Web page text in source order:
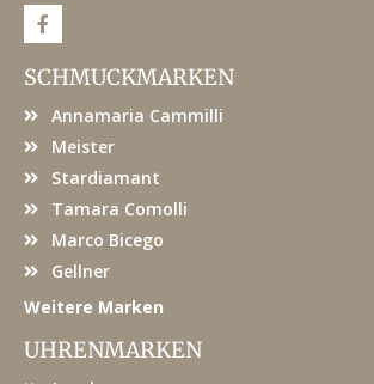
F
a
e
b
o
SCHMUCKMARKEN
Annamaria Cammilli
Meister
Stardiamant
Tamara Comolli
Marco Bicego
Gellner
Weitere Marken
UHRENMARKEN